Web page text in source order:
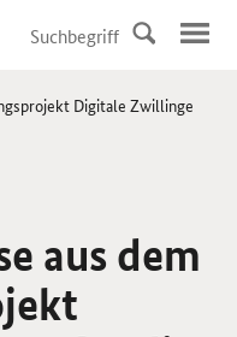
Digitale Zwillinge
aus dem